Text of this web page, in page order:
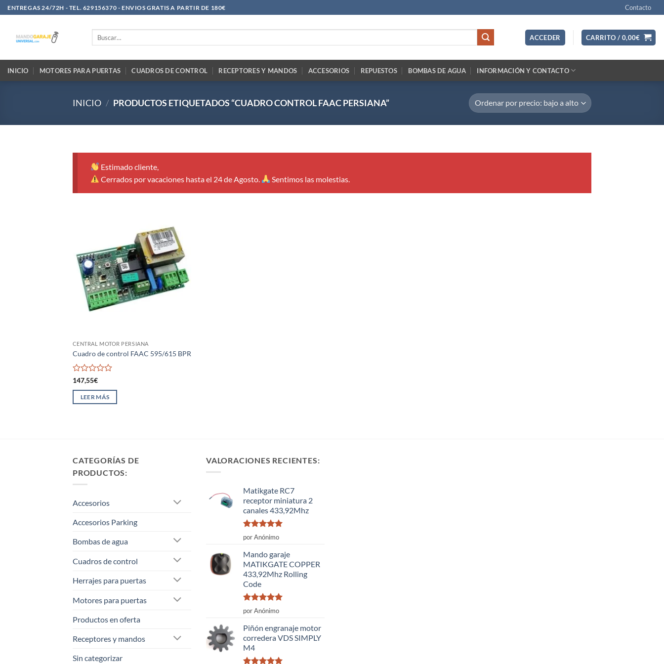
Saltar
al
ENTREGAS 24/72H - TEL. 629156370 - ENVIOS GRATIS A PARTIR DE 180€ Contacto
ACCEDER CARRITO / 0,00€
INICIO MOTORES PARA PUERTAS CUADROS DE CONTROL RECEPTORES Y MANDOS ACCESORIOS REPUESTOS BOMBAS DE AGUA INFORMACIÓN Y CONTACTO
INICIO / PRODUCTOS ETIQUETADOS “CUADRO CONTROL FAAC PERSIANA”
Estimado cliente,
Cerrados por vacaciones hasta el 24 de Agosto.
Sentimos las molestias.
CENTRAL MOTOR PERSIANA
Cuadro de control FAAC 595/615 BPR
Valorado
de
147,55€
LEER MÁS
CATEGORÍAS DE
PRODUCTOS:
Accesorios
Accesorios Parking
Bombas de agua
Cuadros de control
Herrajes para puertas
Motores para puertas
Productos en oferta
Receptores y mandos
Sin categorizar
VALORACIONES RECIENTES:
Matikgate RC7
receptor miniatura 2
canales 433,92Mhz
Valorado
con
por Anónimo
Mando garaje
MATIKGATE COPPER
433,92Mhz Rolling
Code
Valorado
con
por Anónimo
Piñón engranaje motor
corredera VDS SIMPLY
M4